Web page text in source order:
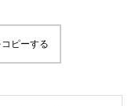
ピーする